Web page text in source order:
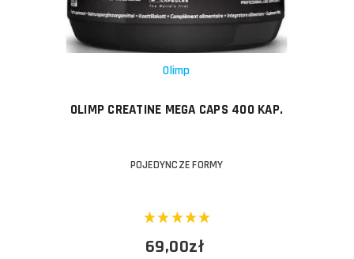
Olimp
OLIMP CREATINE MEGA CAPS 400 KAP.
POJEDYNCZE FORMY
69,00zł